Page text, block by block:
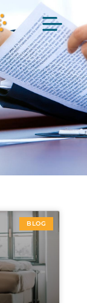
BLOG